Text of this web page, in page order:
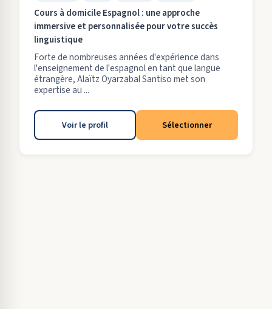
Cours à domicile Espagnol : une approche
immersive et personnalisée pour votre succès
linguistique
Forte de nombreuses années d'expérience dans
l'enseignement de l'espagnol en tant que langue
étrangère, Alaïtz Oyarzabal Santiso met son
expertise au ...
Voir le profil Sélectionner